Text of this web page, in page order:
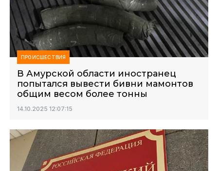
ПРОИСШЕСТВИЯ
В Амурской области иностранец
попытался вывести бивни мамонтов
общим весом более тонны
14.10.2025 12:07:15